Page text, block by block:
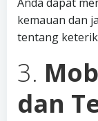
kemauan dan
tentang
3.
dan